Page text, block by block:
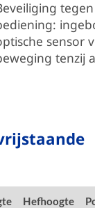
sensor
tenzij
Hefhoogte